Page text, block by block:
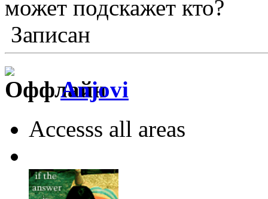
может подскажет кто?
Записан
Anjovi
Accesss all areas